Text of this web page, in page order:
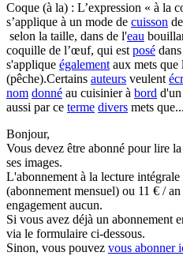
Coque (à la) : L’expression « à la
s’applique à un mode de cuisson
selon la taille, dans de l'eau
coquille de l’œuf, qui est posé
s'applique également aux mets que
(pêche).Certains auteurs veulent
nom donné au cuisinier à bord d'un
aussi par ce terme divers mets que...
Bonjour,
Vous devez être abonné pour lire
ses images.
L'abonnement à la lecture
(abonnement mensuel) ou 11 € /
engagement aucun.
Si vous avez déjà un abonnement
via le formulaire ci-dessous.
Sinon, vous pouvez vous abonner